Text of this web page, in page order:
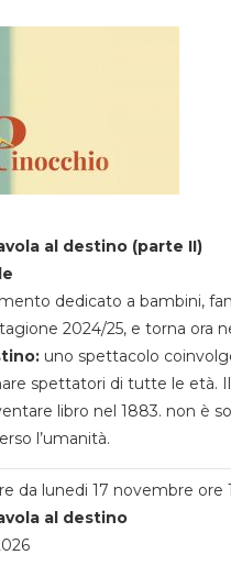
al destino (parte II)
dedicato a bambini,
2024/25, e torna ora
uno spettacolo
spettatori di tutte le età.
libro nel 1883. non è
l’umanità.
da lunedi 17 novembre ore
al destino